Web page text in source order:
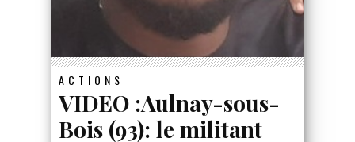
ACTIONS
VIDEO :Aulnay-sous-
Bois (93): le militant